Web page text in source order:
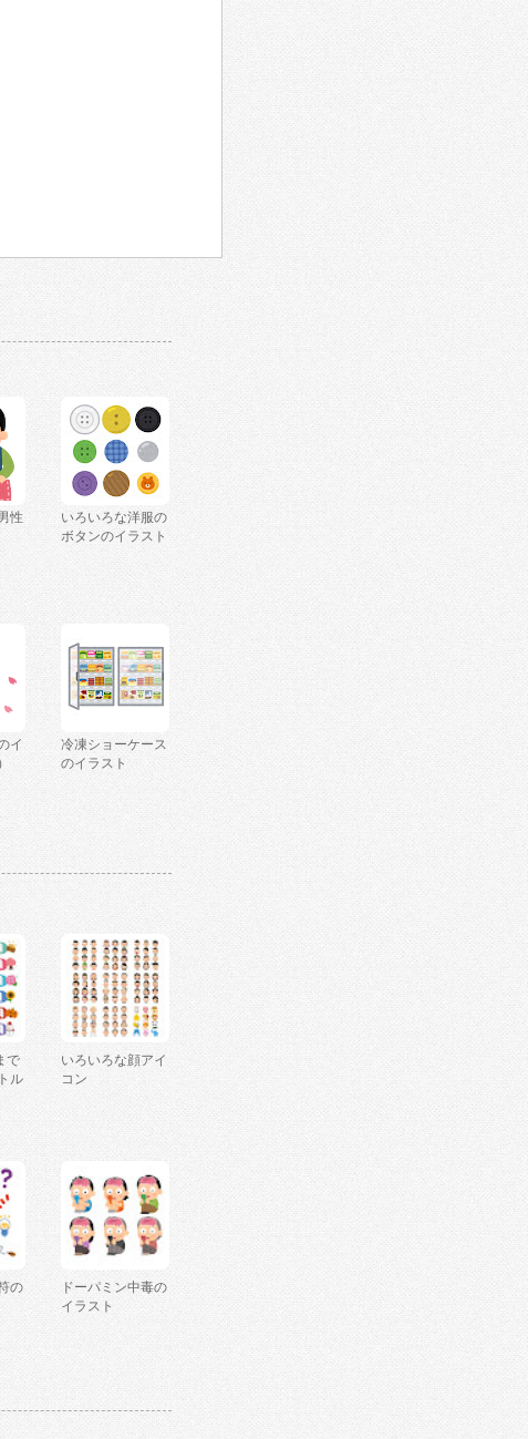
性
いろいろな洋服の
ボタンのイラスト
イ
冷凍ショーケース
のイラスト
で
ル
いろいろな顔アイ
コン
の
ドーパミン中毒の
イラスト